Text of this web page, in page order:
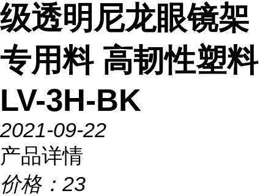
级透明尼龙眼镜架
专用料 高韧性塑料
LV-3H-BK
2021-09-22
产品详情
价格： 23